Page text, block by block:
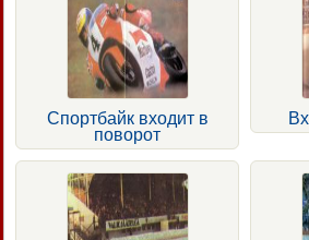
Спортбайк входит в
поворот